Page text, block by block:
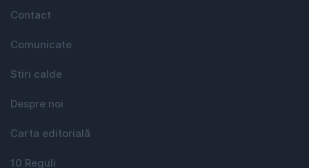
Contact
Comunicate
Stiri calde
Despre noi
Carta editorială
10 Reguli